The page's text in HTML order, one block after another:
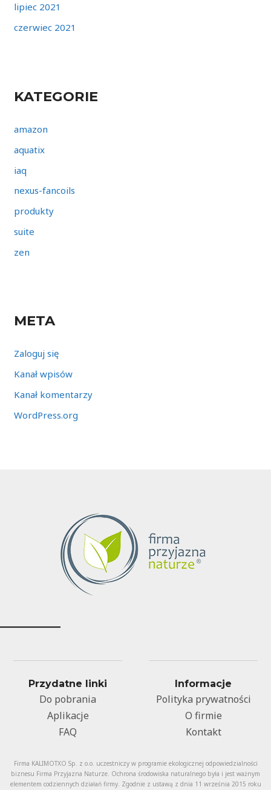
lipiec 2021
czerwiec 2021
KATEGORIE
amazon
aquatix
iaq
nexus-fancoils
produkty
suite
zen
META
Zaloguj się
Kanał wpisów
Kanał komentarzy
WordPress.org
Przydatne linki
Do pobrania
Aplikacje
FAQ
Informacje
Polityka prywatności
O firmie
Kontakt
Firma KALIMOTXO Sp. z o.o. uczestniczy w programie ekologicznej odpowiedzialności
biznesu Firma Przyjazna Naturze. Ochrona środowiska naturalnego była i jest ważnym
elementem codziennych działań firmy. Zgodnie z ustawą z dnia 11 września 2015 roku